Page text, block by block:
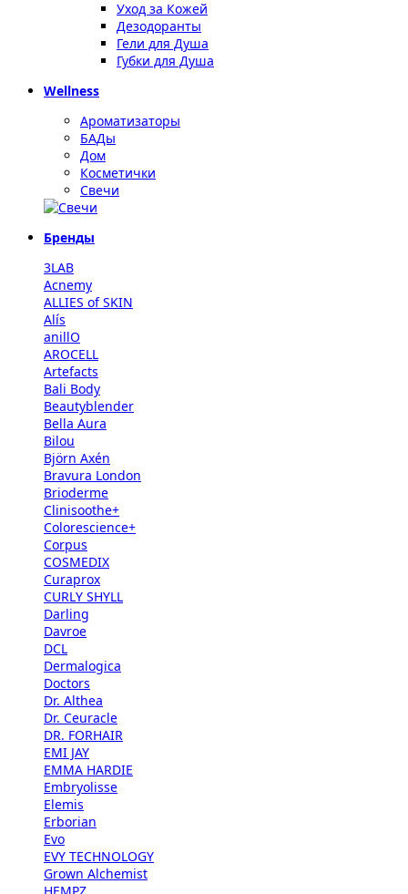
Уход за Кожей
Дезодоранты
Гели для Душа
Губки для Душа
Wellness
Ароматизаторы
БАДы
Дом
Косметички
Свечи
Бренды
3LAB
Acnemy
ALLIES of SKIN
Alís
anillO
AROCELL
Artefacts
Bali Body
Beautyblender
Bella Aura
Bilou
Björn Axén
Bravura London
Brioderme
Clinisoothe+
Colorescience+
Corpus
COSMEDIX
Curaprox
CURLY SHYLL
Darling
Davroe
DCL
Dermalogica
Doctors
Dr. Althea
Dr. Ceuracle
DR. FORHAIR
EMI JAY
EMMA HARDIE
Embryolisse
Elemis
Erborian
Evo
EVY TECHNOLOGY
Grown Alchemist